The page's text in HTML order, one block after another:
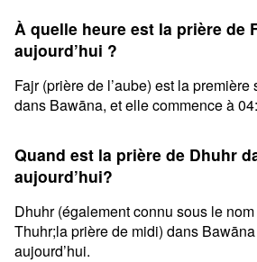
À quelle heure est la prière de
aujourd’hui ?
Fajr (prière de l’aube) est la
dans Bawāna, et elle commence à
Quand est la prière de Dhuhr
aujourd’hui?
Dhuhr (également connu sous le
Thuhr;la prière de midi) dans
aujourd’hui.